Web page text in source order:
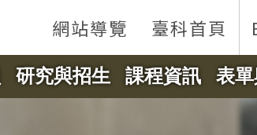
網站導覽 臺科首頁
研究與招生 課程資訊 表